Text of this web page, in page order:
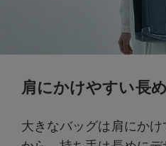
肩にかけやすい長
大きなバッグは肩にか